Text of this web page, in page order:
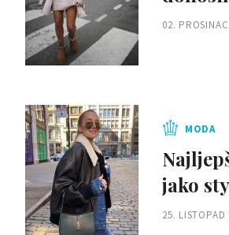
02.
MODA
jako
25. LISTOPAD